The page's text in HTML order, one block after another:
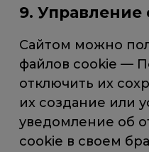
9.
Сайтом можно
файлов cookie —
отключить их
их создание или
уведомление об
cookie в своем